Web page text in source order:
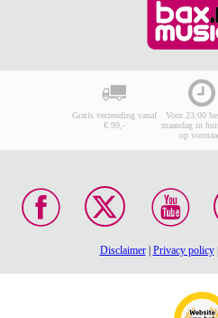
Gratis verzending vanaf
€ 99,-
Voor 23:00
maandag in
op
Disclaimer| Privacy policy|